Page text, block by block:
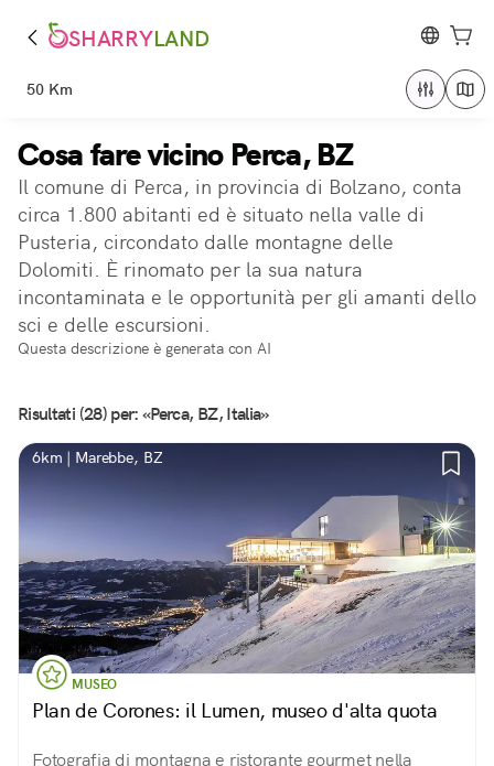
SHARRYLAND
50 Km
Cosa fare vicino Perca, BZ
Il comune di Perca, in provincia di Bolzano, conta
circa 1.800 abitanti ed è situato nella valle di
Pusteria, circondato dalle montagne delle
Dolomiti. È rinomato per la sua natura
incontaminata e le opportunità per gli amanti dello
sci e delle escursioni.
Questa descrizione è generata con AI
Risultati (28) per: «Perca, BZ, Italia»
6km | Marebbe, BZ
MUSEO
Plan de Corones: il Lumen, museo d'alta quota
Fotografia di montagna e ristorante gourmet nella